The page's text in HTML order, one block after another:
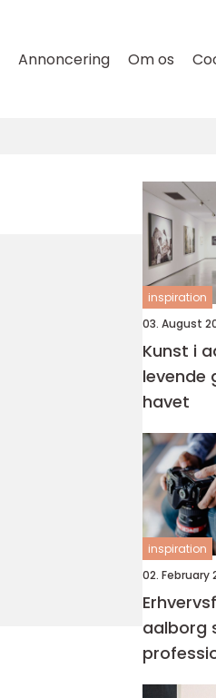
Annoncering Om os
inspiration
03. August
Kunst i
levende
havet
inspiration
02. February
aalborg sådan styrker
din